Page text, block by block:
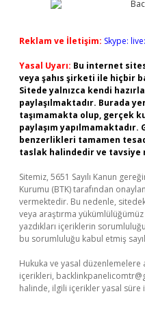
Reklam ve İletişim: Skype:
Yasal Uyarı: Bu internet
veya şahıs şirketi ile hiçbir
Sitede yalnızca kendi
paylaşılmaktadır. Burada
taşımamakta olup, gerçek
paylaşım
benzerlikleri tamamen
taslak halindedir ve tavsiye
Sitemiz, 5651 Sayılı Kanun
Kurumu (BTK) tarafından
vermektedir. Bu nedenle,
veya araştırma
yazdıkları içeriklerin
bu sorumluluğu kabul etmiş
Hukuka ve yasal düzenlemelere
içerikleri,
halinde, ilgili içerikler yasal süre